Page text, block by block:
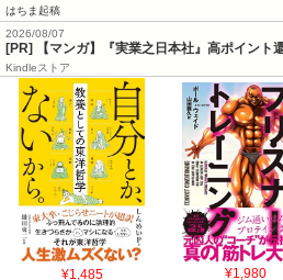
はちま起稿
2026/08/07
[PR] 【マンガ】『実業之日本社』高ポイント
Kindleストア
¥1,485 ¥1,980